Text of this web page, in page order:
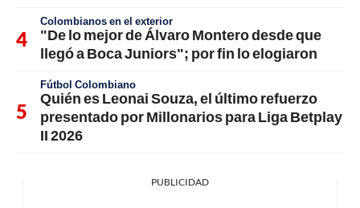
Colombianos en el exterior
"De lo mejor de Álvaro Montero desde que
llegó a Boca Juniors"; por fin lo elogiaron
Fútbol Colombiano
Quién es Leonai Souza, el último refuerzo
presentado por Millonarios para Liga Betplay
II 2026
PUBLICIDAD